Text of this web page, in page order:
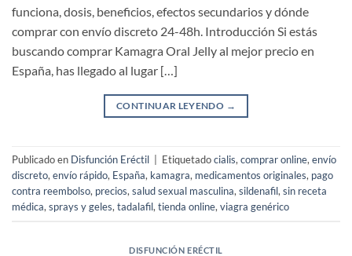
funciona, dosis, beneficios, efectos secundarios y dónde
comprar con envío discreto 24-48h. Introducción Si estás
buscando comprar Kamagra Oral Jelly al mejor precio en
España, has llegado al lugar […]
CONTINUAR LEYENDO →
Publicado en Disfunción Eréctil Etiquetadocialis,comprar online,envío
discreto,envío rápido, España, kamagra, medicamentos originales, pago
contra reembolso, precios,salud sexual masculina,sildenafil,sin receta
médica,sprays y geles,tadalafil,tienda online,viagra genérico
DISFUNCIÓN ERÉCTIL